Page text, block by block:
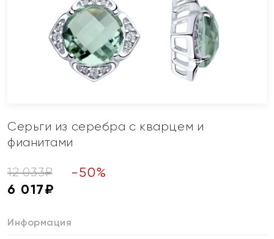
Серьги из серебра с кварцем и
фианитами
12 033₽ -50%
6 017₽
Информация